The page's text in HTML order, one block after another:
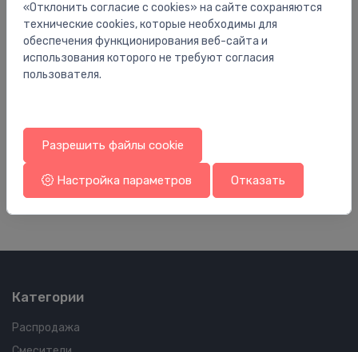
Аксессуары для радиаторных клапанов
pretnozagšanas gredzeni sērijai RAS-CK, balti
Категории
Распродажа
«Отклонить согласие с cookies» на сайте сохраняются
технические cookies, которые необходимы для
обеспечения функционирования веб-сайта и
использования которого не требуют согласия
пользователя.
Разрешить файлы cookie
Настройка параметров Отказать